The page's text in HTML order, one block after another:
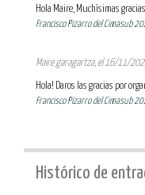
Hola Maire, Muchísimas
Francisco Pizarro del Cimasub
Maire garagartza, el 16/11/
Hola! Daros las gracias por
Francisco Pizarro del Cimasub
Histórico de